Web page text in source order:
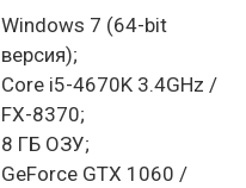
Windows 7 (64-bit
версия);
Core i5-4670K 3.4GHz /
FX-8370;
8 ГБ ОЗУ;
GeForce GTX 1060 /